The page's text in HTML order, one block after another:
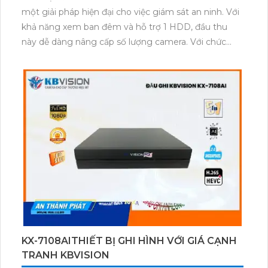
một giải pháp hiện đại cho việc giám sát an ninh. Với
khả năng xem ban đêm và hỗ trợ 1 HDD, đầu thu
này dễ dàng nâng cấp số lượng camera. Với chức
kiệm chi phí cho công trình. Đặc biệt, thiết bị này sử
dụng công nghệ AI thông minh, hỗ trợ ONVIF giám
sát qua điện thoại nhanh hơn. Ngoài ra, nó còn hỗ trợ
nén video H.265+/H.265/H.264+/H.264, tối ưu hóa việc
lưu trữ và chia sẻ hình ảnh.
KX-7108AITHIẾT BỊ GHI HÌNH VỚI GIÁ CẠNH
TRANH KBVISION